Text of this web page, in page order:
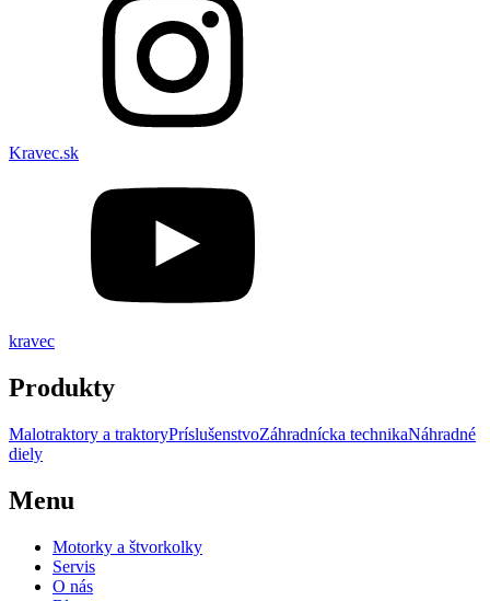
Kravec.sk
kravec
Produkty
Malotraktory a traktoryPríslušenstvoZáhradnícka technikaNáhradné
diely
Menu
Motorky a štvorkolky
Servis
O nás